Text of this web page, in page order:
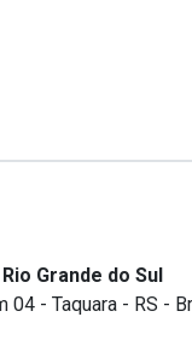
Grande do Sul
04 - Taquara - RS -